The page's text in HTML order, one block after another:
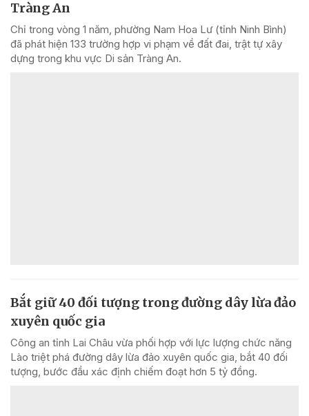
Tràng An
Chỉ trong vòng 1 năm, phường Nam Hoa Lư (tỉnh Ninh Bình)
đã phát hiện 133 trường hợp vi phạm về đất đai, trật tự xây
dựng trong khu vực Di sản Tràng An.
Bắt giữ 40 đối tượng trong đường dây lừa đảo
xuyên quốc gia
Công an tỉnh Lai Châu vừa phối hợp với lực lượng chức năng
Lào triệt phá đường dây lừa đảo xuyên quốc gia, bắt 40 đối
tượng, bước đầu xác định chiếm đoạt hơn 5 tỷ đồng.